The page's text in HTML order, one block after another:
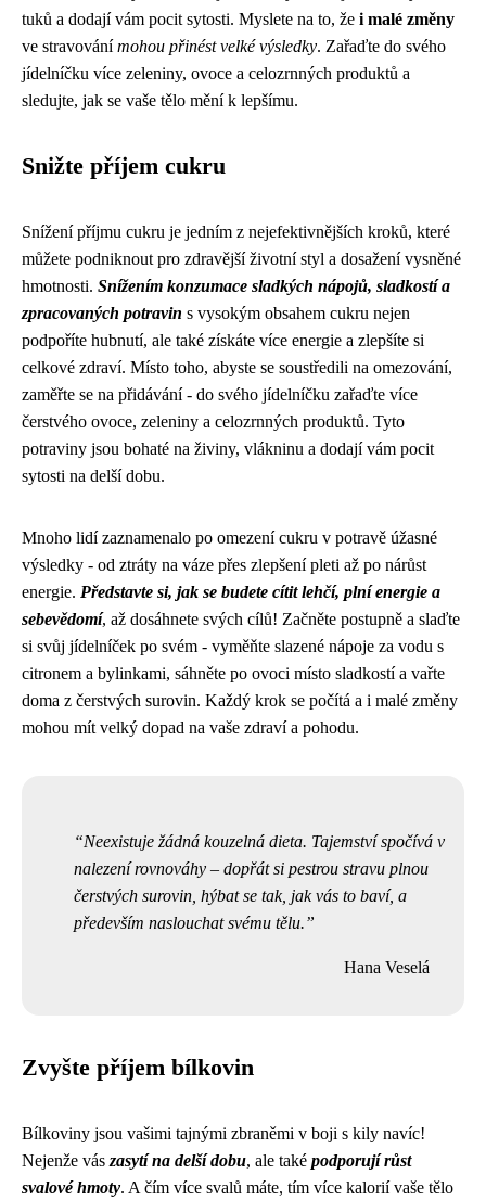
tuků a dodají vám pocit sytosti. Myslete na to, že i malé změny
ve stravování mohou přinést velké výsledky. Zařaďte do svého
jídelníčku více zeleniny, ovoce a celozrnných produktů a
sledujte, jak se vaše tělo mění k lepšímu.
Snižte příjem cukru
Snížení příjmu cukru je jedním z nejefektivnějších kroků, které
můžete podniknout pro zdravější životní styl a dosažení vysněné
hmotnosti. Snížením konzumace sladkých nápojů, sladkostí a
zpracovaných potravin s vysokým obsahem cukru nejen
podpoříte hubnutí, ale také získáte více energie a zlepšíte si
celkové zdraví. Místo toho, abyste se soustředili na omezování,
zaměřte se na přidávání - do svého jídelníčku zařaďte více
čerstvého ovoce, zeleniny a celozrnných produktů. Tyto
potraviny jsou bohaté na živiny, vlákninu a dodají vám pocit
sytosti na delší dobu.
Mnoho lidí zaznamenalo po omezení cukru v potravě úžasné
výsledky - od ztráty na váze přes zlepšení pleti až po nárůst
energie. Představte si, jak se budete cítit lehčí, plní energie a
sebevědomí, až dosáhnete svých cílů! Začněte postupně a slaďte
si svůj jídelníček po svém - vyměňte slazené nápoje za vodu s
citronem a bylinkami, sáhněte po ovoci místo sladkostí a vařte
doma z čerstvých surovin. Každý krok se počítá a i malé změny
mohou mít velký dopad na vaše zdraví a pohodu.
Neexistuje žádná kouzelná dieta. Tajemství spočívá v
nalezení rovnováhy – dopřát si pestrou stravu plnou
čerstvých surovin, hýbat se tak, jak vás to baví, a
především naslouchat svému tělu.
Hana Veselá
Zvyšte příjem bílkovin
Bílkoviny jsou vašimi tajnými zbraněmi v boji s kily navíc!
Nejenže vászasytí na delší dobu, ale také podporují růst
svalové hmoty. A čím více svalů máte, tím více kalorií vaše tělo